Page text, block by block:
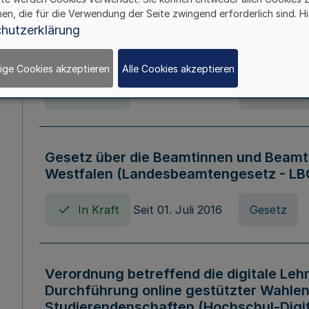
Verordnung über die
Nordrhein-Westfalen
Gesetz über die Beamtinnen und
Westfalen (Landesbeamtengesetz -
In Kraft Seit 01. Juli 2016 Gesetz
Verordnung betreffend die digitale
Durchführung online gestützter
die für die Verwendung der Seite zwingend erforderlich sind.
Cookies akzeptieren Alle Cookies akzeptieren